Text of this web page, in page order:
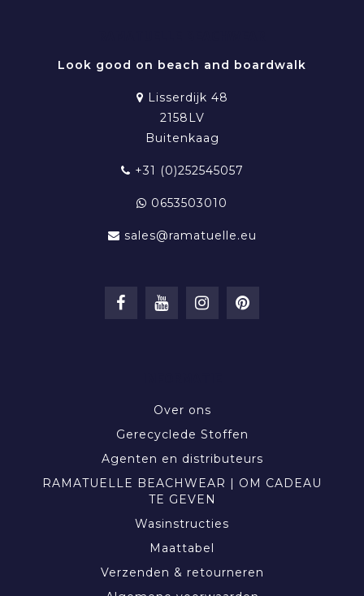
Look good on beach and boardwalk
Lisserdijk 48
2158LV
Buitenkaag
+31 (0)252545057
0653503010
sales@ramatuelle.eu
Over ons
Gerecyclede Stoffen
Agenten en distributeurs
RAMATUELLE BEACHWEAR | OM CADEAU
TE GEVEN
Wasinstructies
Maattabel
Verzenden & retourneren